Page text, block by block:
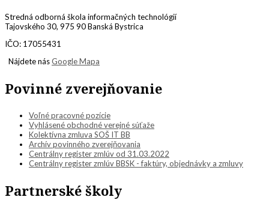
Stredná odborná škola informačných technológií
Tajovského 30, 975 90 Banská Bystrica
IČO: 17055431
Nájdete násGoogle Mapa
Povinné zverejňovanie
Voľné pracovné pozície
Vyhlásené obchodné verejné súťaže
Kolektívna zmluva SOŠ IT BB
Archív povinného zverejňovania
Centrálny register zmlúv od 31.03.2022
Centrálny register zmlúv BBSK - faktúry, objednávky a zmluvy
Partnerské školy